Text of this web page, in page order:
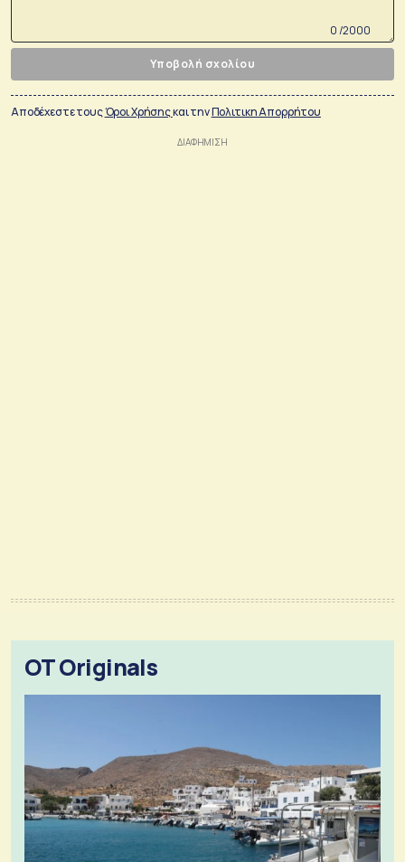
0 /2000
Υποβολή σχολίου
Αποδέχεστε τουςΌροι Χρήσηςκαι τηνΠολιτικη Απορρήτου
OT Originals